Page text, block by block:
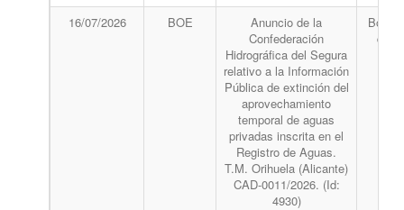
16/07/2026 BOE
Anuncio de la
Confederación
Hidrográfica del Segura
relativo a la Información
Pública de extinción del
aprovechamiento
temporal de aguas
privadas inscrita en el
Registro de Aguas.
T.M. Orihuela (Alicante)
CAD-0011/2026. (Id:
4930)
del